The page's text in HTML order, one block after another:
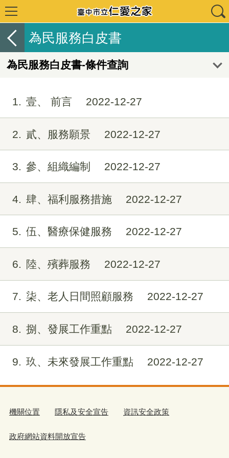
為民服務白皮書
為民服務白皮書-條件查詢
1 壹、 前言 2022-12-27
2 貳、服務願景 2022-12-27
3 參、組織編制 2022-12-27
4 肆、福利服務措施 2022-12-27
5 伍、醫療保健服務 2022-12-27
6 陸、殯葬服務 2022-12-27
7 柒、老人日間照顧服務 2022-12-27
8 捌、發展工作重點 2022-12-27
9 玖、未來發展工作重點 2022-12-27
機關位置 隱私及安全宣告 資訊安全政策
政府網站資料開放宣告